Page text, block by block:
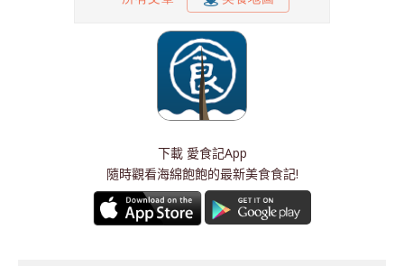
下載 愛食記App
隨時觀看海綿飽飽的最新美食食記!